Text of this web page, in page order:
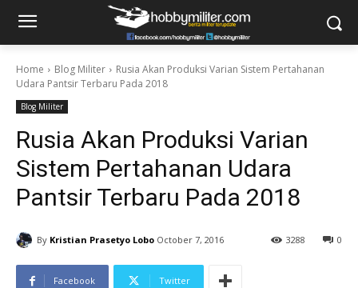
Home Blog Militer
Rusia Akan Produksi Varian Sistem Pertahanan
Udara Pantsir Terbaru Pada 2018
Blog Militer
Rusia Akan Produksi Varian
Sistem Pertahanan Udara
Pantsir Terbaru Pada 2018
By Kristian Prasetyo Lobo October 7, 2016 0
3288
Facebook Twitter